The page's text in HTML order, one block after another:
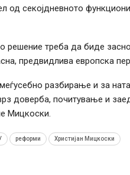
од секојдневното
решение треба да биде
предвидлива европска
разбирање и за
доверба, почитување и
Мицкоски.
реформи Христијан Мицкоски